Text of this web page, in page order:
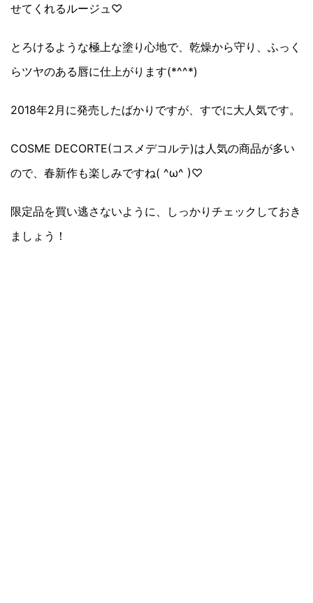
せてくれるルージュ♡
とろけるような極上な塗り心地で、乾燥から守り、ふっく
らツヤのある唇に仕上がります(*^^*)
2018年2月に発売したばかりですが、すでに大人気です。
COSME DECORTE(コスメデコルテ)は人気の商品が多い
ので、春新作も楽しみですね( ^ω^ )♡
限定品を買い逃さないように、しっかりチェックしておき
ましょう！